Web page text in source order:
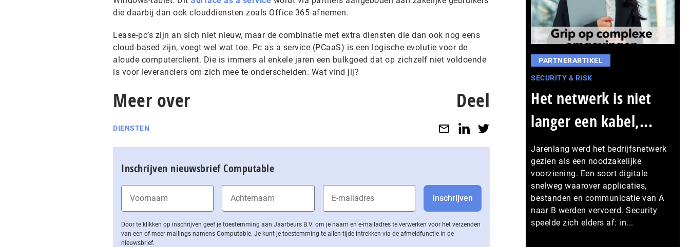
die daarbij dan ook clouddiensten zoals Office 365 afnemen.
Lease-pc’s zijn an sich niet nieuw, maar de combinatie met extra diensten die dan ook nog eens
cloud-based zijn, voegt wel wat toe. Pc as a service (PCaaS) is een logische evolutie voor de
aloude computerclient. Die is immers al enkele jaren een bulkgoed dat op zichzelf niet voldoende
is voor leveranciers om zich mee te onderscheiden. Wat vind jij?
Meer over
DIENSTEN
Deel
Inschrijven nieuwsbrief Computable
Door te klikken op inschrijven geef je toestemming aan Jaarbeurs B.V. om je naam en e-mailadres te verwerken voor het verzenden
van een of meer mailings namens Computable. Je kunt je toestemming te allen tijde intrekken via de af­meld­func­tie in de
nieuwsbrief.
PARTNERARTIKEL
SECURITY & RISK
Het netwerk is niet
langer een kabel,...
Jarenlang werd het bedrijfsnetwerk
gezien als een noodzakelijke
voorziening. Een soort digitale
snelweg waarover applicaties,
bestanden en communicatie van A
naar B werden vervoerd. Security
speelde zich elders af: in...